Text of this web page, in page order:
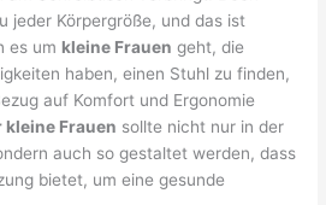
jeder Körpergröße, und das ist
es um kleine Frauen geht, die
haben, einen Stuhl zu finden,
auf Komfort und Ergonomie
Frauen sollte nicht nur in der
auch so gestaltet werden, dass
bietet, um eine gesunde